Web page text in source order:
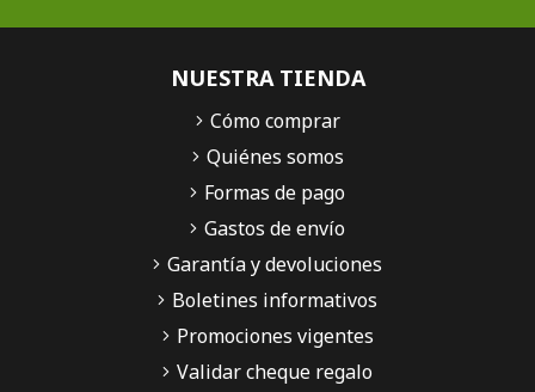
NUESTRA TIENDA
Cómo comprar
Quiénes somos
Formas de pago
Gastos de envío
Garantía y devoluciones
Boletines informativos
Promociones vigentes
Validar cheque regalo